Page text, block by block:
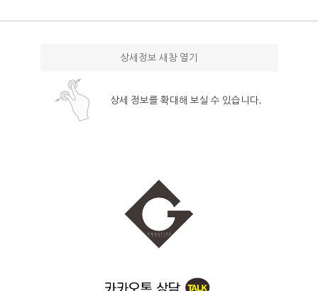
상세정보 새창 열기
상세 정보를 확대해 보실 수 있습니다.